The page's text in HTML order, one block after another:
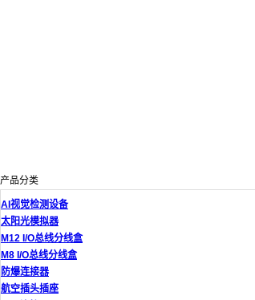
产品分类
AI视觉检测设备
太阳光模拟器
M12 I/O总线分线盒
M8 I/O总线分线盒
防爆连接器
航空插头插座